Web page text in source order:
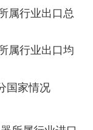
属行业出口总
属行业出口均
国家情况